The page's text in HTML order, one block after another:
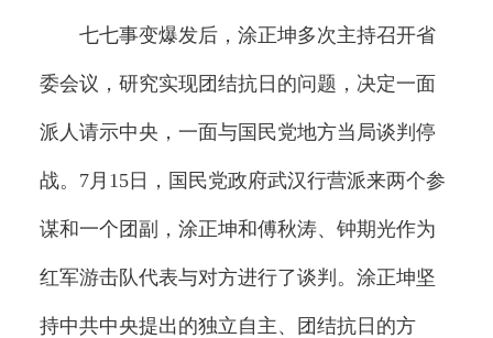
七七事变爆发后，涂正坤多次主持召开省
委会议，研究实现团结抗日的问题，决定一面
派人请示中央，一面与国民党地方当局谈判停
战。7月15日，国民党政府武汉行营派来两个参
谋和一个团副，涂正坤和傅秋涛、钟期光作为
红军游击队代表与对方进行了谈判。涂正坤坚
持中共中央提出的独立自主、团结抗日的方